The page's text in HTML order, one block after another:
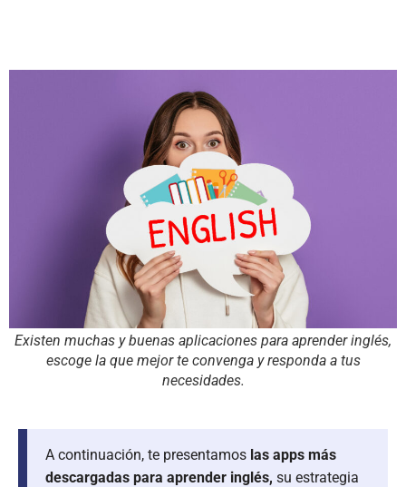
Existen muchas y buenas aplicaciones para aprender inglés,
escoge la que mejor te convenga y responda a tus
necesidades.
A continuación, te presentamos las apps más
descargadas para aprender inglés, su estrategia